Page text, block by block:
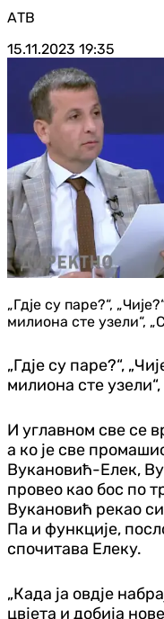
АТВ
15.11.2023 19:35
„Гдје су паре?“,
милиона сте узели“,
„Гдје су паре?“,
милиона сте
И углавном све се
а ко је све
Вукановић-Елек,
провео као бос по
Вукановић рекао
Па и функције,
спочитава Елеку.
„Када ја овдје
цвјета и добија